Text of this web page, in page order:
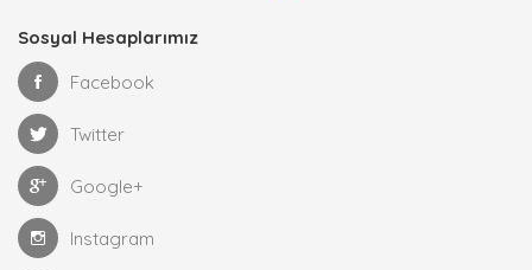
Sosyal Hesaplarımız
Facebook
Twitter
Google+
Instagram